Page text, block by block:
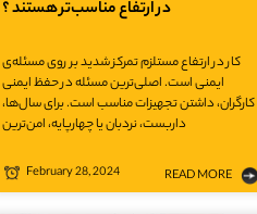
در ارتفاع مناسب‌تر هستند ؟
کار در ارتفاع مستلزم تمرکز شدید بر روی مسئله‌ی
ایمنی است. اصلی‌ترین مسئله در حفظ ایمنی
کارگران، داشتن تجهیزات مناسب است. برای سال‌ها،
داربست، نردبان یا چهارپایه، امن‌ترین
READ MORE
February 28, 2024